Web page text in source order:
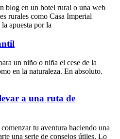
blog en un hotel rural o una web
rurales como Casa Imperial
apuesta por la
un niño o niña el cese de la
en la naturaleza. En absoluto.
a una ruta de
tu aventura haciendo una
una serie de consejos útiles. Lo